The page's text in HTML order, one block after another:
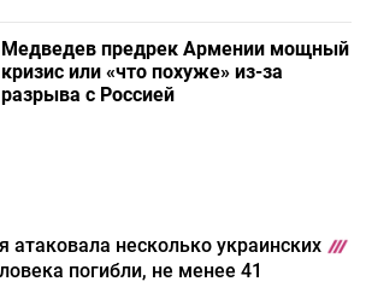
Медведев предрек Армении мощный
кризис или «что похуже» из-за
разрыва с Россией